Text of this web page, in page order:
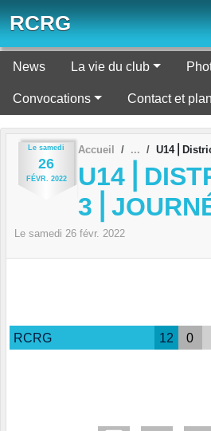
RCRG
News La vie du club
Convocations Contact et plan
Le samedi
26
FÉVR. 2022
Accueil
Le samedi 26 févr. 2022
RCRG 12 0